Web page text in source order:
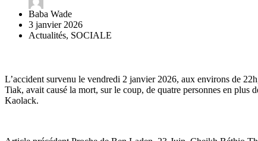
Baba Wade
3 janvier 2026
Actualités, SOCIALE
L’accident survenu le vendredi 2 janvier 2026, aux environs de
Tiak, avait causé la mort, sur le coup, de quatre personnes en plus
Kaolack.